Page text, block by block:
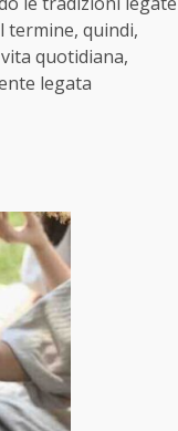
termine, quindi,
quotidiana,
legata